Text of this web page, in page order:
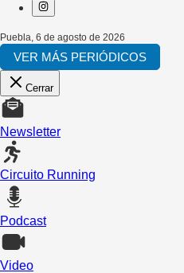
Puebla 6 de agosto de 2026
VER MÁS PERIÓDICOS
Cerrar
Newsletter
Circuito Running
Podcast
Video